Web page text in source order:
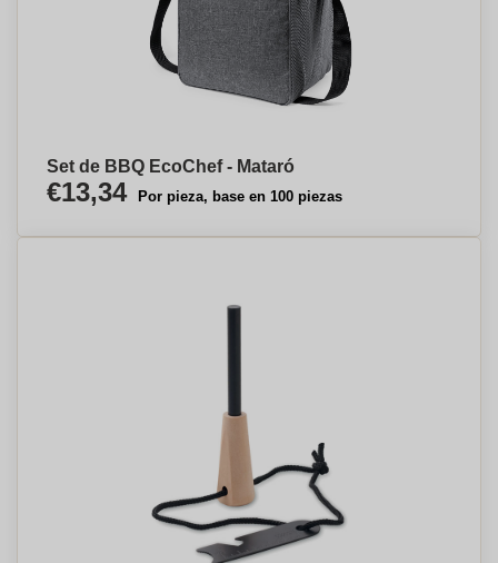
Set de BBQ EcoChef - Mataró
€13,34 Por pieza, base en 100 piezas